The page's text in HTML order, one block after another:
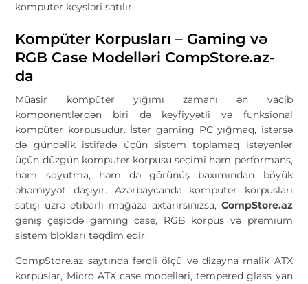
komputer keysləri satılır.
Kompüter Korpusları – Gaming və
RGB Case Modelləri CompStore.az-
da
Müasir kompüter yığımı zamanı ən vacib
komponentlərdən biri də keyfiyyətli və funksional
kompüter korpusudur. İstər gaming PC yığmaq, istərsə
də gündəlik istifadə üçün sistem toplamaq istəyənlər
üçün düzgün komputer korpusu seçimi həm performans,
həm soyutma, həm də görünüş baxımından böyük
əhəmiyyət daşıyır. Azərbaycanda kompüter korpusları
satışı üzrə etibarlı mağaza axtarırsınızsa, CompStore.az
geniş çeşiddə gaming case, RGB korpus və premium
sistem blokları təqdim edir.
CompStore.az saytında fərqli ölçü və dizayna malik ATX
korpuslar, Micro ATX case modelləri, tempered glass yan